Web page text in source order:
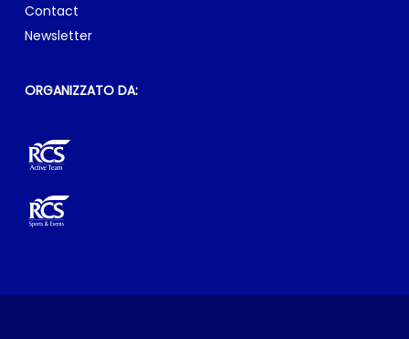
Contact
Newsletter
ORGANIZZATO DA: